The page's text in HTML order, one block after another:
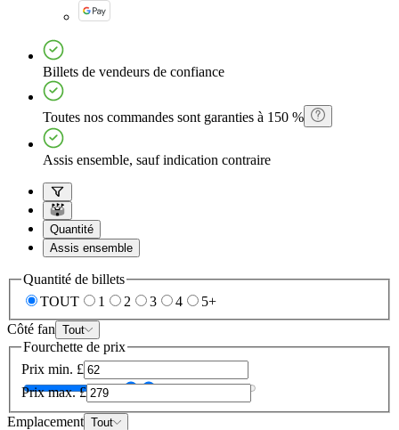
Billets de vendeurs de confiance
Toutes nos commandes sont garanties à 150 %
Assis ensemble, sauf indication contraire
Quantité
Assis ensemble
Quantité de billets
TOUT
1 2 3 4
5+
Côté fan Tout
Fourchette de prix
Prix min. £
Prix max. £
Emplacement Tout